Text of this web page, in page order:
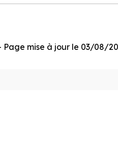
Page mise à jour le 03/08/